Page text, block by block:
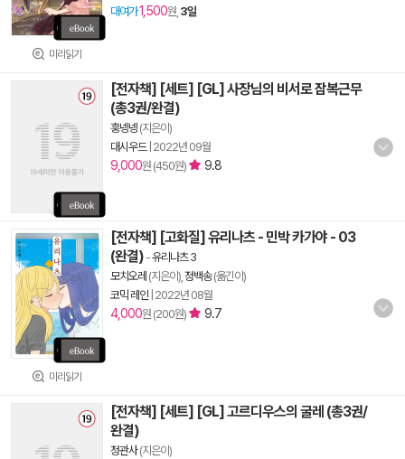
미리읽기
대여가1,500원, 3일
[전자책] [세트] [GL] 사장님의 비서로 잠복근무
(총3권/완결)
훙넹넹 (지은이)
대시우드| 2022년 09월
9,000원 (450원) 9.8
미리읽기
[전자책] [고화질] 유리나츠 - 민박 카가야 - 03
(완결) -유리나츠 3
모치오레 (지은이), 정백송(옮긴이)
코믹 레인 2022년 08월
4,000원 (200원) 9.7
[전자책] [세트] [GL] 고르디우스의 굴레 (총3권/
완결)
정관사(지은이)